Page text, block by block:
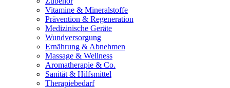
Vitamine & Mineralstoffe
Prävention & Regeneration
Medizinische Geräte
Wundversorgung
Ernährung & Abnehmen
Massage & Wellness
Aromatherapie & Co.
Sanität & Hilfsmittel
Therapiebedarf